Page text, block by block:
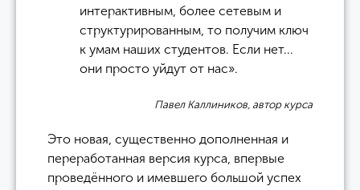
интерактивным, более сетевым и
структурированным, то получим ключ
к умам наших студентов. Если нет...
они просто уйдут от нас».
Павел Каллиников, автор курса
Это новая, существенно дополненная и
переработанная версия курса, впервые
проведённого и имевшего большой успех